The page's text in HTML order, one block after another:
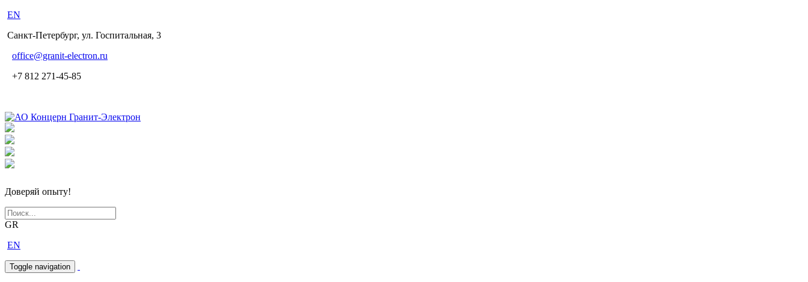
EN
Санкт-Петербург, ул. Госпитальная, 3
office@granit-electron.ru
+7 812 271-45-85
Доверяй опыту!
GR
EN
Toggle navigation